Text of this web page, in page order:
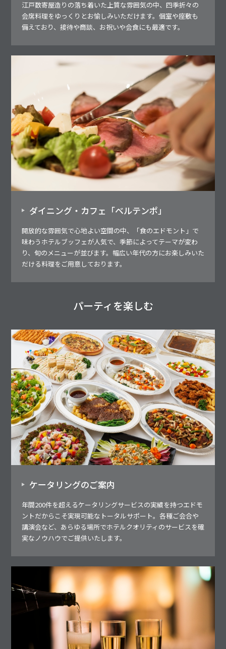
江戸数寄屋造りの落ち着いた上質な雰囲気の中、四季折々の
会席料理をゆっくりとお愉しみいただけます。個室や座敷も
備えており、接待や商談、お祝いや会食にも最適です。
ダイニング・カフェ「ベルテンポ」
開放的な雰囲気で心地よい空間の中、「食のエドモント」で
味わうホテルブッフェが人気で、季節によってテーマが変わ
り、旬のメニューが並びます。幅広い年代の方にお楽しみいた
だける料理をご用意しております。
パーティを楽しむ
ケータリングのご案内
年間200件を超えるケータリングサービスの実績を持つエドモ
ントだからこそ実現可能なトータルサポート。各種ご会合や
講演会など、あらゆる場所でホテルクオリティのサービスを確
実なノウハウでご提供いたします。